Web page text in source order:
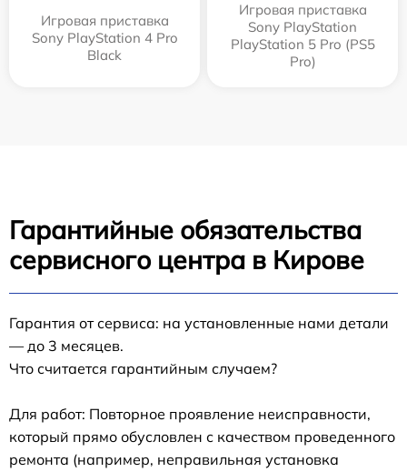
Игровая приставка
Sony PlayStation 4 Pro
Black
Игровая приставка
Sony PlayStation
PlayStation 5 Pro (PS5
Pro)
Гарантийные обязательства
сервисного центра в Кирове
Гарантия от сервиса: на установленные нами детали
— до 3 месяцев.
Что считается гарантийным случаем?
Для работ: Повторное проявление неисправности,
который прямо обусловлен с качеством проведенного
ремонта (например, неправильная установка